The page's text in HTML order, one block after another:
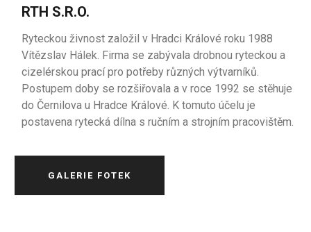
RTH S.R.O.
Ryteckou živnost založil v Hradci Králové roku 1988
Vítězslav Hálek. Firma se zabývala drobnou ryteckou a
cizelérskou prací pro potřeby různých výtvarníků.
Postupem doby se rozšiřovala a v roce 1992 se stěhuje
do Černilova u Hradce Králové. K tomuto účelu je
postavena rytecká dílna s ručním a strojním pracovištěm.
GALERIE FOTEK